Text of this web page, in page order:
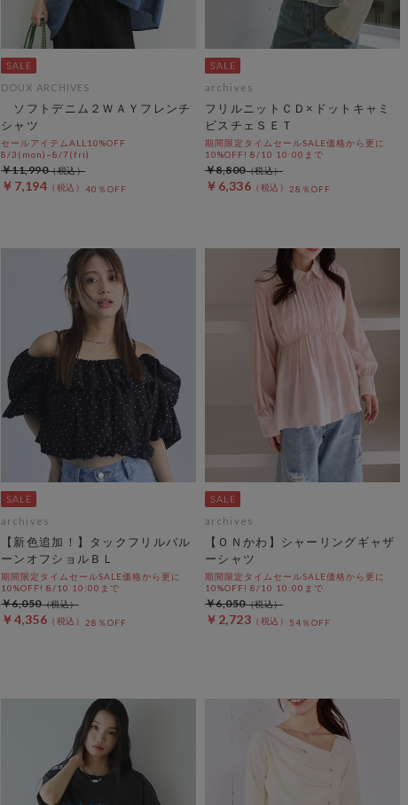
DOUX ARCHIVES
ソフトデニム２ＷＡＹフレンチ
シャツ
セールアイテムALL10%OFF
8/3(mon)~8/7(fri)
￥7,194 40％OFF
￥11,990
archives
フリルニットＣＤ×ドットキャミ
ビスチェＳＥＴ
期間限定タイムセールSALE価格から更に
10%OFF! 8/10 10:00まで
￥6,336 28％OFF
￥8,800
archives
【新色追加！】タックフリルバル
ーンオフショルＢＬ
期間限定タイムセールSALE価格から更に
10%OFF! 8/10 10:00まで
￥4,356 28％OFF
￥6,050
archives
【ＯＮかわ】シャーリングギャザ
ーシャツ
期間限定タイムセールSALE価格から更に
10%OFF! 8/10 10:00まで
￥2,723 54％OFF
￥6,050